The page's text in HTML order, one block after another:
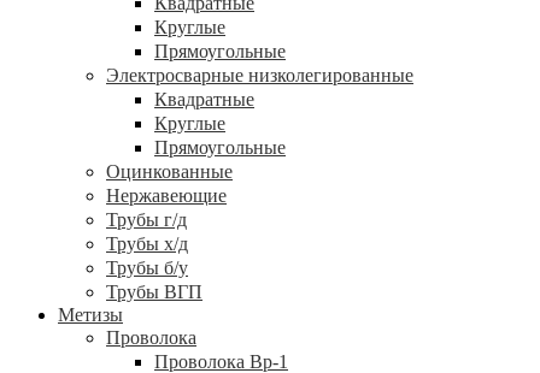
Круглые
Прямоугольные
Электросварные низколегированные
Квадратные
Круглые
Прямоугольные
Оцинкованные
Нержавеющие
Трубы г/д
Трубы х/д
Трубы б/у
Трубы ВГП
Метизы
Проволока
Проволока Вр-1